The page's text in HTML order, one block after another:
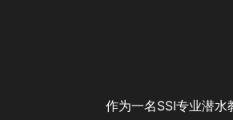
作为一名SSI专业潜